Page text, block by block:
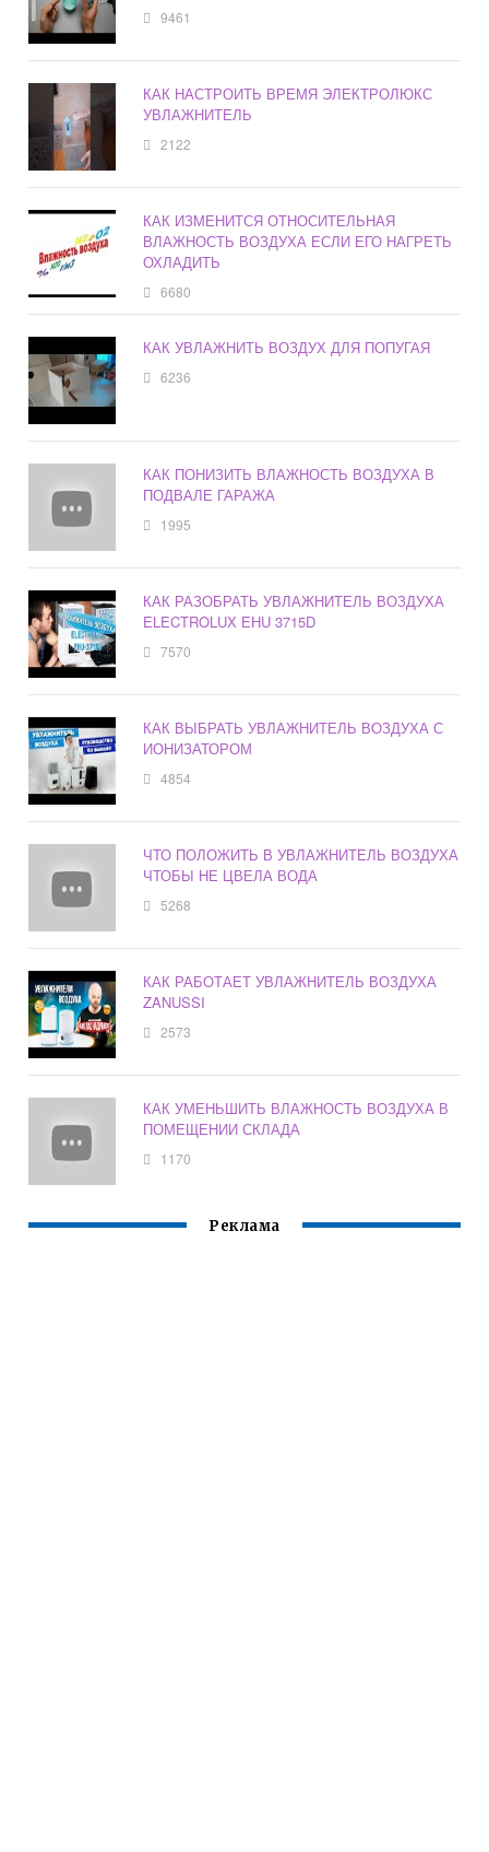
9461
КАК НАСТРОИТЬ ВРЕМЯ ЭЛЕКТРОЛЮКС
УВЛАЖНИТЕЛЬ
2122
КАК ИЗМЕНИТСЯ ОТНОСИТЕЛЬНАЯ
ВЛАЖНОСТЬ ВОЗДУХА ЕСЛИ ЕГО НАГРЕТЬ
ОХЛАДИТЬ
6680
КАК УВЛАЖНИТЬ ВОЗДУХ ДЛЯ ПОПУГАЯ
6236
КАК ПОНИЗИТЬ ВЛАЖНОСТЬ ВОЗДУХА В
ПОДВАЛЕ ГАРАЖА
1995
КАК РАЗОБРАТЬ УВЛАЖНИТЕЛЬ ВОЗДУХА
ELECTROLUX EHU 3715D
7570
КАК ВЫБРАТЬ УВЛАЖНИТЕЛЬ ВОЗДУХА С
ИОНИЗАТОРОМ
4854
ЧТО ПОЛОЖИТЬ В УВЛАЖНИТЕЛЬ ВОЗДУХА
ЧТОБЫ НЕ ЦВЕЛА ВОДА
5268
КАК РАБОТАЕТ УВЛАЖНИТЕЛЬ ВОЗДУХА
ZANUSSI
2573
КАК УМЕНЬШИТЬ ВЛАЖНОСТЬ ВОЗДУХА В
ПОМЕЩЕНИИ СКЛАДА
1170
Реклама